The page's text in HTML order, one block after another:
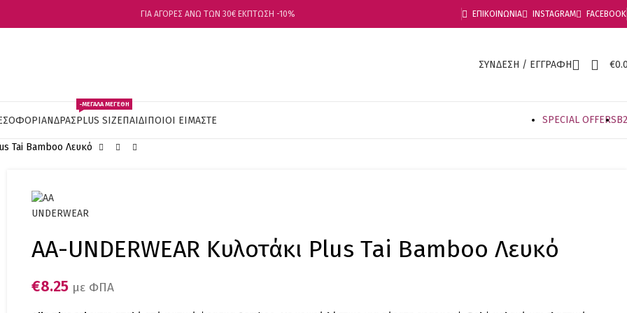
ΓΙΑ ΑΓΟΡΕΣ ΑΝΩ ΤΩΝ 30€ ΕΚΠΤΩΣΗ -10% ΕΠΙΚΟΙΝΩΝΙΑ INSTAGRAM FACEBOOK
ΣΥΝΔΕΣΗ / ΕΓΓΡΑΦΗ €
ΑΝΔΡΑΣPLUS SIZE
-ΜΕΓΑΛΑ ΜΕΓΕΘΗ
ΠΑΙΔΙΠΟΙΟΙ ΕΙΜΑΣΤΕ SPECIAL OFFERS
Tai Bamboo Λευκό
AA-UNDERWEAR Κυλοτάκι Plus Tai Bamboo Λευκό
€8.25 με ΦΠΑ